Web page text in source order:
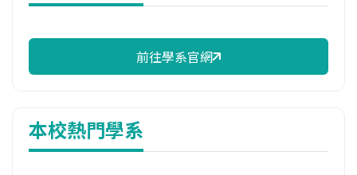
校際選課人數
113學年度下學期
修輔系人數
113學年度上學期
前往學系官網
本校熱門學系